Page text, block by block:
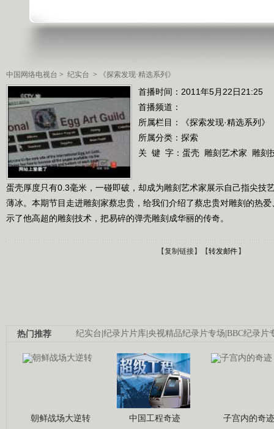
中国网络电视台 > 纪实台 > 《探索发现·精选系列》
首播时间：2011年5月22日21:25
首播频道：
所属栏目：
《探索发现·精选系列》
所属分类：探索
关 键 字： 蛋壳 雕刻艺术家 雕刻
蛋壳厚度只有0.3毫米，一碰即破，却成为雕刻艺术家展示自己指尖技
薄冰。本期节目走进雕刻家蔡忠贵，给我们介绍了蔡忠贵对雕刻的热
示了他高超的雕刻技术，把易碎的弹壳雕刻成华丽的传奇。
【复制链接】【转发邮件】
纪实台|纪录片片库|央视精品纪录片专场|BBC纪录片
热门推荐
朝鲜战场大逆转 中国工程奇迹 子宫内的奇迹